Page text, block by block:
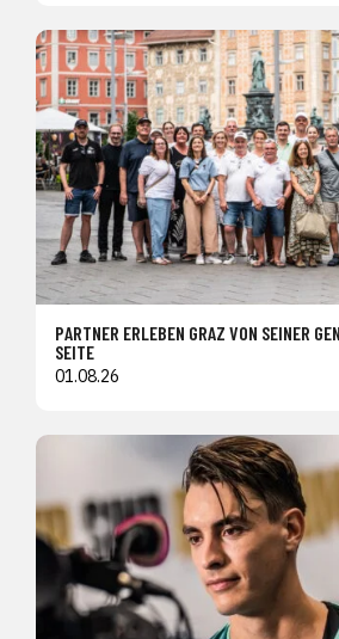
PARTNER ERLEBEN GRAZ VON SEINER
SEITE
01.08.26